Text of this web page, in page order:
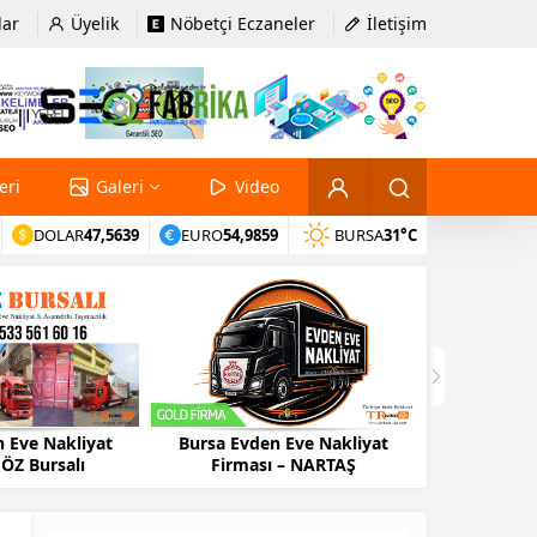
Üyelik Nöbetçi Eczaneler İletişim
Galeri Video
DOLAR47,5639 EURO54,9859 BURSA31°C
Eve Nakliyat
Bursalı
Bursa Evden Eve Nakliyat
Firması – NARTAŞ